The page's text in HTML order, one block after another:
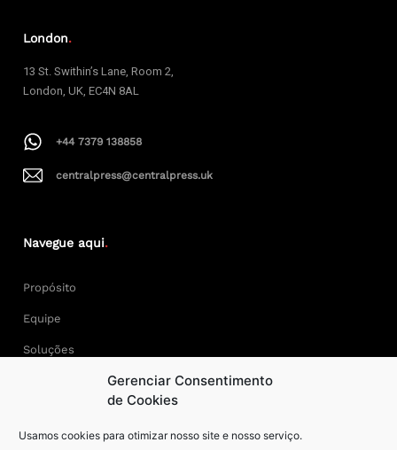
Gerenciar Consentimento
de Cookies
Usamos cookies para otimizar nosso site e nosso serviço.
London.
13 St. Swithin’s Lane, Room 2,
London, UK, EC4N 8AL
+44 7379 138858
centralpress@centralpress.uk
Navegue aqui.
Propósito
Equipe
Soluções